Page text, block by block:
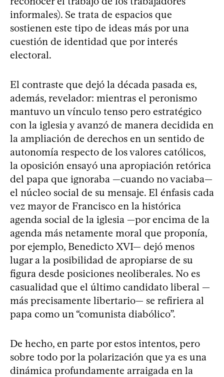
informales). Se trata de espacios que
sostienen este tipo de ideas más por una
cuestión de identidad que por interés
electoral.
El contraste que dejó la década pasada es,
además, revelador: mientras el peronismo
mantuvo un vínculo tenso pero estratégico
con la iglesia y avanzó de manera decidida en
la ampliación de derechos en un sentido de
autonomía respecto de los valores católicos,
la oposición ensayó una apropiación retórica
del papa que ignoraba —cuando no vaciaba—
el núcleo social de su mensaje. El énfasis cada
vez mayor de Francisco en la histórica
agenda social de la iglesia —por encima de la
agenda más netamente moral que proponía,
por ejemplo, Benedicto XVI— dejó menos
lugar a la posibilidad de apropiarse de su
figura desde posiciones neoliberales. No es
casualidad que el último candidato liberal —
más precisamente libertario— se refiriera al
papa como un “comunista diabólico”.
De hecho, en parte por estos intentos, pero
sobre todo por la polarización que ya es una
dinámica profundamente arraigada en la